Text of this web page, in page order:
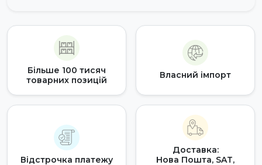
Більше 100 тисяч
товарних позицій
Власний імпорт
Відстрочка платежу
Доставка:
Нова Пошта, SAT,